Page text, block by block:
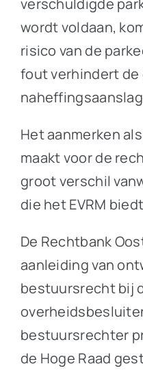
verschuldigde
wordt voldaan,
risico van de
fout verhindert de
Het aanmerken
maakt voor de
groot verschil
die het EVRM
De Rechtbank
aanleiding van
bestuursrecht bij
bestuursrechter
de Hoge Raad